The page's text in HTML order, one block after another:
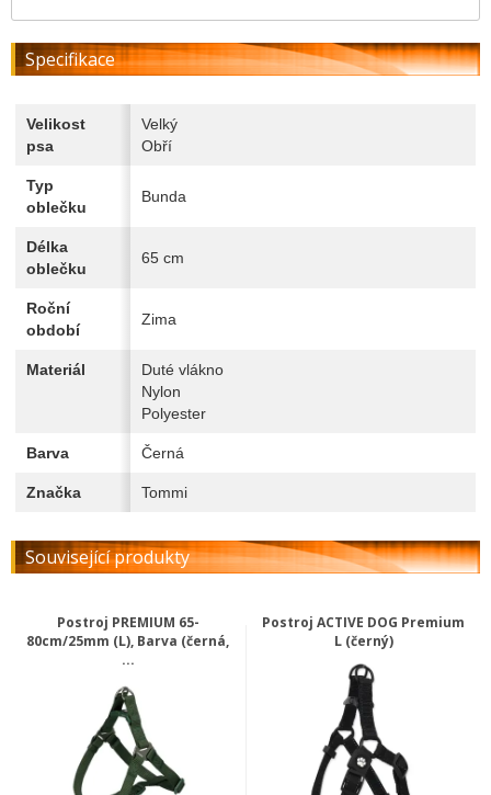
Specifikace
Velikost
psa
Velký
Obří
Typ
oblečku
Bunda
Délka
oblečku
65 cm
Roční
období
Zima
Materiál
Duté vlákno
Nylon
Polyester
Barva Černá
Značka Tommi
Související produkty
Postroj PREMIUM 65-
80cm/25mm (L), Barva (černá,
...
Postroj ACTIVE DOG Premium
L (černý)